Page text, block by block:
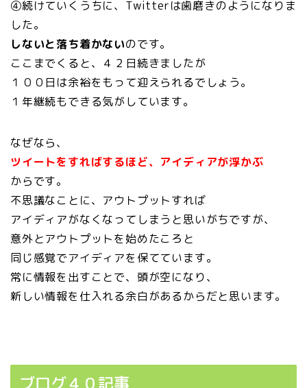
④続けていくうちに、Twitterは歯磨きのようになりま
した。
しないと落ち着かないのです。
ここまでくると、４２日続きましたが
１００日は余裕をもって迎えられるでしょう。
１年継続もできる気がしています。
なぜなら、
ツイートをすればするほど、アイディアが浮かぶ
からです。
不思議なことに、アウトプットすれば
アイディアがなくなってしまうと思いがちですが、
意外とアウトプットを始めたころと
同じ感覚でアイディアを保てています。
常に情報を出すことで、頭が空になり、
新しい情報を仕入れる余白があるからだと思います。
ブログ４０記事